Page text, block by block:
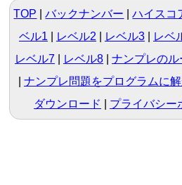
TOP バックナンバー ハイスコ
ベル1
レベル2 レベル3| レベ
レベル7
レベル8 ナンプレのル
ナンプレ問題をプログラムに
ダウンロード
プライバシー